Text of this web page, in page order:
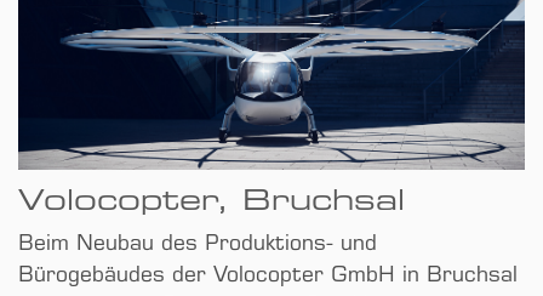
Volocopter, Bruchsal
Beim Neubau des Produktions- und
Bürogebäudes der Volocopter GmbH in Bruchsal